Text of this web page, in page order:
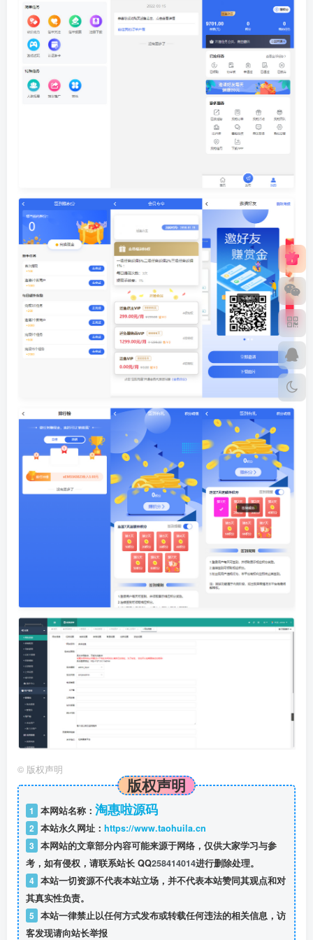
© 版权声明
版权声明
1 本网站名称： 淘惠啦源码
2 本站永久网址： https://www.taohuila.cn
3 本网站的文章部分内容可能来源于网络，仅供大家学习与参
考，如有侵权，请联系站长 QQ258414014进行删除处理。
4 本站一切资源不代表本站立场，并不代表本站赞同其观点和对
其真实性负责。
5 本站一律禁止以任何方式发布或转载任何违法的相关信息，访
客发现请向站长举报